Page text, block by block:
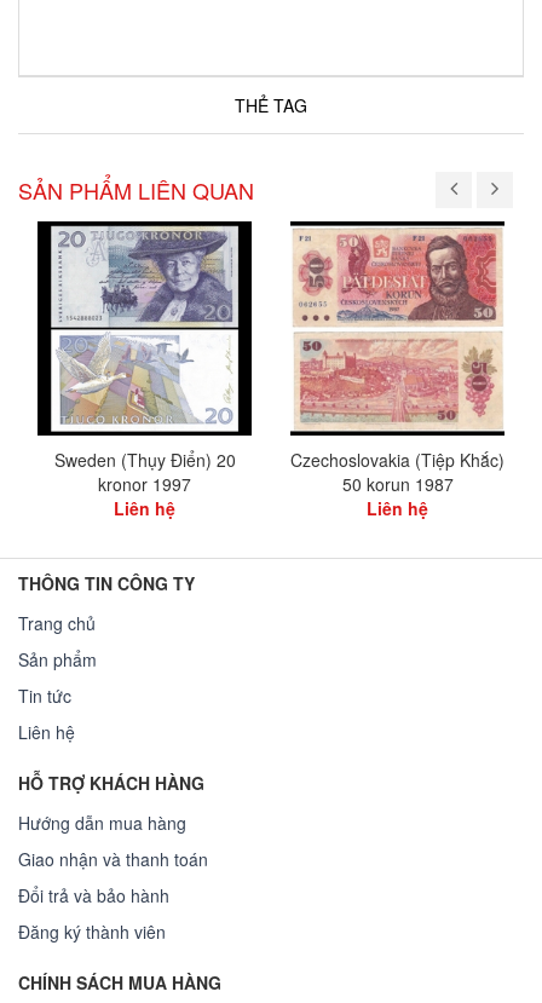
THẺ TAG
SẢN PHẨM LIÊN QUAN
Sweden (Thụy Điển) 20
kronor 1997
Liên hệ
Czechoslovakia (Tiệp Khắc)
50 korun 1987
Liên hệ
THÔNG TIN CÔNG TY
Trang chủ
Sản phẩm
Tin tức
Liên hệ
HỖ TRỢ KHÁCH HÀNG
Hướng dẫn mua hàng
Giao nhận và thanh toán
Đổi trả và bảo hành
Đăng ký thành viên
CHÍNH SÁCH MUA HÀNG